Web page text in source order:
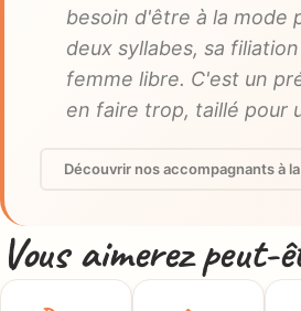
besoin d'être à la mode
deux syllabes, sa
femme libre. C'est un
en faire trop, taillé pour
Découvrir nos accompagnants à
Vous aimerez